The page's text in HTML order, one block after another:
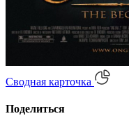
Сводная карточка
Поделиться